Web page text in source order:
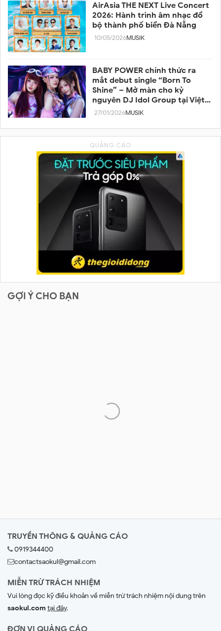
AirAsia THE NEXT Live Concert
2026: Hành trình âm nhạc đổ
bộ thành phố biển Đà Nẵng
10/05/2026MUSIK
BABY POWER chính thức ra
mắt debut single “Born To
Shine” – Mở màn cho kỷ
nguyên DJ Idol Group tại Việt
Nam
27/01/2026MUSIK
GỢI Ý CHO BẠN
TRUYỀN THÔNG & QUẢNG CÁO
0919344400
contactsaokul@gmail.com
MIỄN TRỪ TRÁCH NHIỆM
Vui lòng đọc kỹ điều khoản về miễn trừ trách nhiệm nội dung trên
saokul.com tại đây.